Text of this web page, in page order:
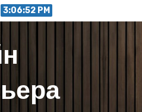
3:06:54 PM